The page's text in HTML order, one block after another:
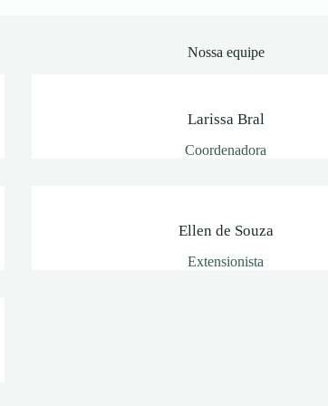
Nossa equipe
Larissa Bral
Coordenadora
Ellen de Souza
Extensionista